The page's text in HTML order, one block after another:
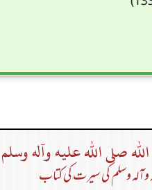
صلى الله عليه وآله وسلم
وآلہ وسلم کی سیرت کی کتاب